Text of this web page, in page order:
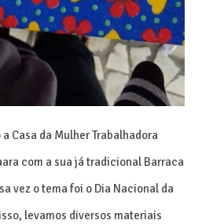
Casa da Mulher Trabalhadora
com a sua já tradicional Barraca
vez o tema foi o Dia Nacional da
levamos diversos materiais